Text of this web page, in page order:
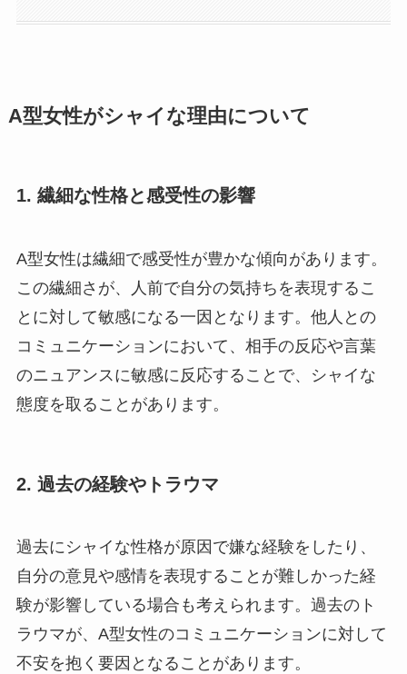
A型女性がシャイな理由について
1. 繊細な性格と感受性の影響
A型女性は繊細で感受性が豊かな傾向があります。
この繊細さが、人前で自分の気持ちを表現するこ
とに対して敏感になる一因となります。他人との
コミュニケーションにおいて、相手の反応や言葉
のニュアンスに敏感に反応することで、シャイな
態度を取ることがあります。
2. 過去の経験やトラウマ
過去にシャイな性格が原因で嫌な経験をしたり、
自分の意見や感情を表現することが難しかった経
験が影響している場合も考えられます。過去のト
ラウマが、A型女性のコミュニケーションに対して
不安を抱く要因となることがあります。